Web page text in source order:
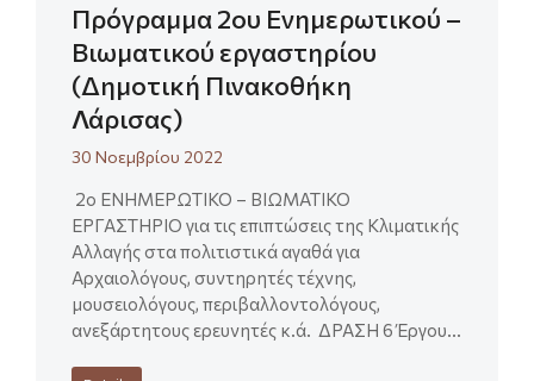
Πρόγραμμα 2ου Ενημερωτικού –
Βιωματικού εργαστηρίου
(Δημοτική Πινακοθήκη
Λάρισας)
30 Νοεμβρίου 2022
2ο ΕΝΗΜΕΡΩΤΙΚΟ – ΒΙΩΜΑΤΙΚΟ
ΕΡΓΑΣΤΗΡΙΟ για τις επιπτώσεις της Κλιματικής
Αλλαγής στα πολιτιστικά αγαθά για
Αρχαιολόγους, συντηρητές τέχνης,
μουσειολόγους, περιβαλλοντολόγους,
ανεξάρτητους ερευνητές κ.ά. ΔΡΑΣΗ 6 Έργου…